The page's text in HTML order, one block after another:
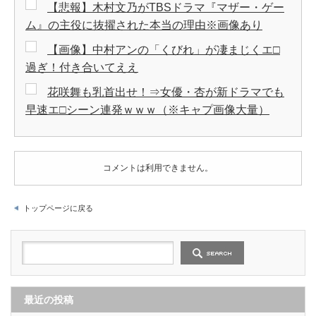
【悲報】木村文乃がTBSドラマ『マザー・ゲー
ム』の主役に抜擢された本当の理由※画像あり
【画像】中村アンの「くびれ」が凄まじくエ□
過ぎ！付き合いてええ
花咲舞も乳首出せ！⇒女優・杏が新ドラマでも
早速エ□シーン連発ｗｗｗ（※キャプ画像大量）
コメントは利用できません。
トップページに戻る
最近の投稿